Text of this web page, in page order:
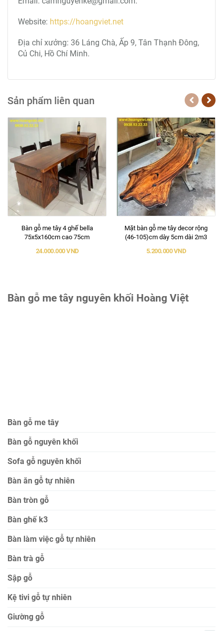
Website: https://hoangviet.net
Địa chỉ xưởng: 36 Láng Chà, Ấp 9, Tân Thạnh Đông,
Củ Chi, Hồ Chí Minh.
Sản phẩm liên quan
Bàn gỗ me tây 4 ghế bella
75x5x160cm cao 75cm
24.000.000 VND
Mặt bàn gỗ me tây decor rộng
(46-105)cm dày 5cm dài 2m3
5.200.000 VND
Bàn gỗ me tây nguyên khối Hoàng Việt
Bàn gỗ me tây
Bàn gỗ nguyên khối
Sofa gỗ nguyên khối
Bàn ăn gỗ tự nhiên
Bàn tròn gỗ
Bàn ghế k3
Bàn làm việc gỗ tự nhiên
Bàn trà gỗ
Sập gỗ
Kệ tivi gỗ tự nhiên
Giường gỗ